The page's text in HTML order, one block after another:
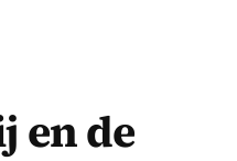
en de